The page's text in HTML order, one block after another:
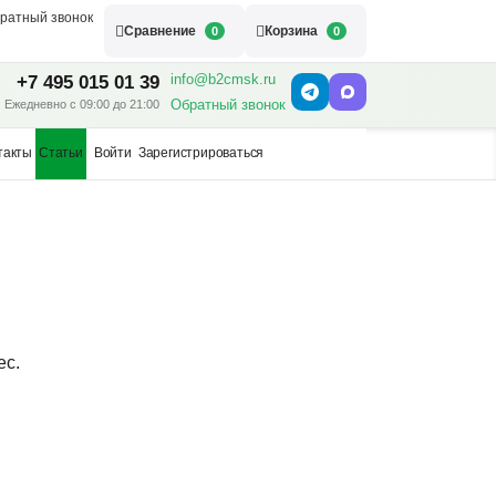
звонок
Сравнение
0 Корзина 0
+7 495 015 01 39
Ежедневно с 09:00 до 21:00
info@b2cmsk.ru
Обратный звонок
Статьи Войти Зарегистрироваться